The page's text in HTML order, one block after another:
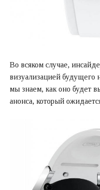
Во всяком случае,
визуализацией будущего
мы знаем, как оно будет
анонса, который